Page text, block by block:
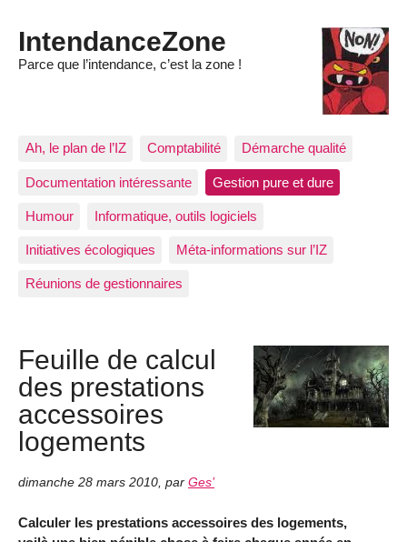
IntendanceZone
Parce que l’intendance, c’est la zone !
Ah, le plan de l’IZ Comptabilité Démarche qualité
Documentation intéressante Gestion pure et dure
Humour Informatique, outils logiciels
Initiatives écologiques Méta-informations sur l’IZ
Réunions de gestionnaires
Feuille de calcul
des prestations
accessoires
logements
dimanche 28 mars 2010 par Ges’
Calculer les prestations accessoires des logements,